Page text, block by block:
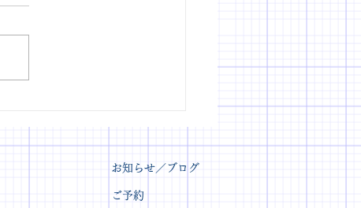
お知らせ／ブログ
ご予約